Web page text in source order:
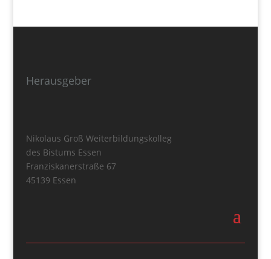
Herausgeber
Nikolaus Groß Weiterbildungskolleg
des Bistums Essen
Franziskanerstraße 67
45139 Essen